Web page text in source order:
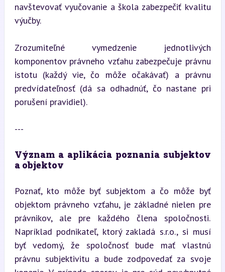
navštevovať vyučovanie a škola zabezpečiť kvalitu
výučby.
Zrozumiteľné vymedzenie jednotlivých
komponentov právneho vzťahu zabezpečuje právnu
istotu (každý vie, čo môže očakávať) a právnu
predvídateľnosť (dá sa odhadnúť, čo nastane pri
porušení pravidiel).
---
Význam a aplikácia poznania subjektov
a objektov
Poznať, kto môže byť subjektom a čo môže byť
objektom právneho vzťahu, je základné nielen pre
právnikov, ale pre každého člena spoločnosti.
Napríklad podnikateľ, ktorý zakladá s.r.o., si musí
byť vedomý, že spoločnosť bude mať vlastnú
právnu subjektivitu a bude zodpovedať za svoje